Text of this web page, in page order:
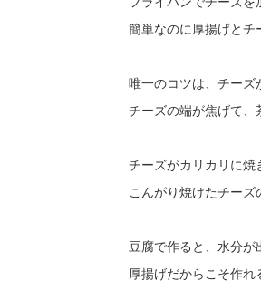
簡単なのに厚揚げとチ
唯一のコツは、チーズ
チーズの端が焦げて、
チーズがカリカリに焼
こんがり焼けたチーズ
豆腐で作ると、水分が
厚揚げだからこそ作れ